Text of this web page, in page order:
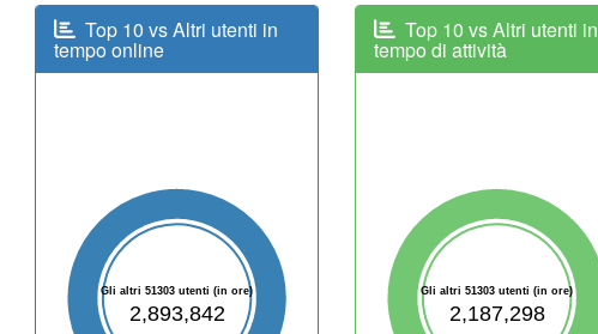
Top 10 vs Altri utenti in
tempo online
Gli altri 51303 utenti (in ore)
2,893,842
Top 10 vs Altri utenti in
tempo di attività
Gli altri 51303 utenti (in ore)
2,187,298